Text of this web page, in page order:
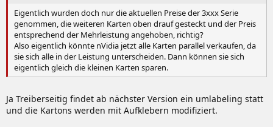
Eigentlich wurden doch nur die aktuellen Preise der 3xxx Serie
genommen, die weiteren Karten oben drauf gesteckt und der Preis
entsprechend der Mehrleistung angehoben, richtig?
Also eigentlich könnte nVidia jetzt alle Karten parallel verkaufen, da
sie sich alle in der Leistung unterscheiden. Dann können sie sich
eigentlich gleich die kleinen Karten sparen.
Ja Treiberseitig findet ab nächster Version ein umlabeling statt
und die Kartons werden mit Aufklebern modifiziert.